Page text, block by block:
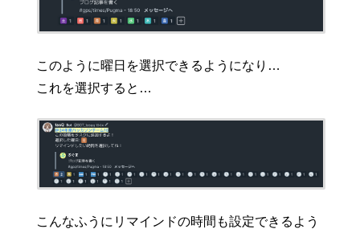
このように曜日を選択できるようになり…
これを選択すると…
こんなふうにリマインドの時間も設定できるよう